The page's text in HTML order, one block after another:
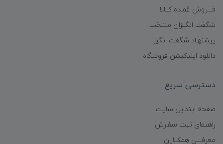
فـــروش عُمـده کــالا
شگفت انگیزان منتخب
پیشنهـاد شگفت انگیز
دانلود اپلیکیشن فروشگاه
دسترسی سریع
صفحه ابتدایی سایت
راهنمای ثبت سفارش
معرفـــی همکــاران